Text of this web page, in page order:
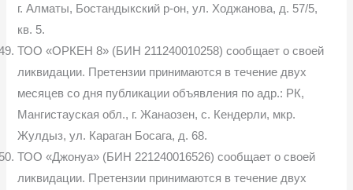
г. Алматы, Бостандыкский р-он, ул. Ходжанова, д. 57/5,
кв. 5.
ТОО «ОРКЕН 8» (БИН 211240010258) сообщает о своей
ликвидации. Претензии принимаются в течение двух
месяцев со дня публикации объявления по адр.: РК,
Мангистауская обл., г. Жанаозен, с. Кендерли, мкр.
Жулдыз, ул. Караган Босага, д. 68.
ТОО «Джонуа» (БИН 221240016526) сообщает о своей
ликвидации. Претензии принимаются в течение двух